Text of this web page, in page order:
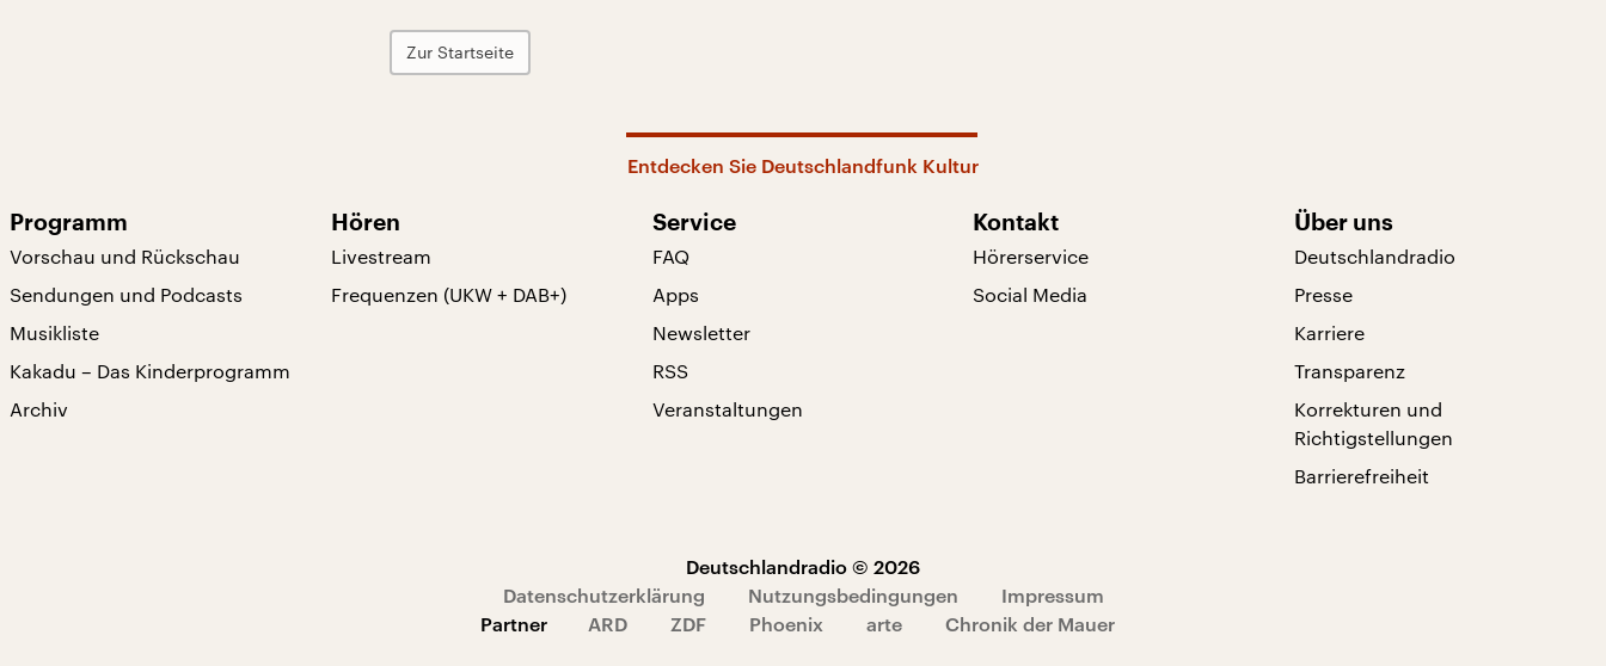
Zur Startseite
Entdecken Sie Deutschlandfunk Kultur
Programm
Vorschau und Rückschau
Sendungen und Podcasts
Musikliste
Kakadu – Das Kinderprogramm
Archiv
Hören
Livestream
Frequenzen (UKW + DAB+)
Service
FAQ
Apps
Newsletter
RSS
Veranstaltungen
Kontakt
Hörerservice
Social Media
Über uns
Deutschlandradio
Presse
Karriere
Transparenz
Korrekturen und
Richtigstellungen
Barrierefreiheit
Deutschlandradio © 2026
Datenschutzerklärung
Nutzungsbedingungen
Impressum
Partner
ARD ZDF Phoenix arte Chronik der Mauer